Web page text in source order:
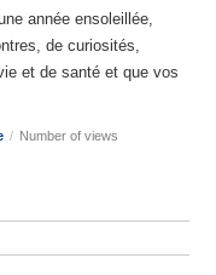
année ensoleillée,
de curiosités,
et de santé et que vos
/ Number of views